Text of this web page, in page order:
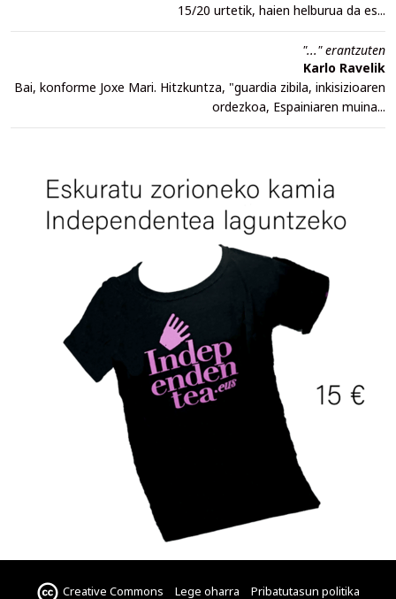
15/20 urtetik, haien helburua da es...
"..." erantzuten
Karlo Ravelik
Bai, konforme Joxe Mari. Hitzkuntza, "guardia zibila, inkisizioaren
ordezkoa, Espainiaren muina...
Creative Commons Lege oharra Pribatutasun politika